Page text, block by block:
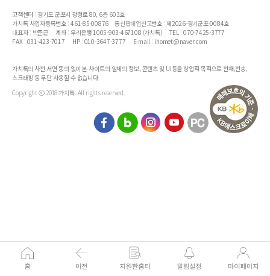
고객센터 : 경기도 군포시 광정로 80, 6층 603호
가치톡 사업자등록번호 : 461-85-00876
통신판매업신고번호 : 제2026-경기군포-0084호
대표자 : 박준근
계좌 : 우리은행 1005-903-467108 (가치톡)
TEL : 070-7425-3777
FAX : 031-423-7017
HP : 010-3647-3777 E-mail : ihomet@naver.com
가치톡의 사전 서면 동의 없이 본 사이트의 일체의 정보, 콘텐츠 및 UI등을 상업적 목적으로 전재,전송,
스크래핑 등 무단 사용할 수 없습니다
Copyright ⓒ 2018 가치톡. All rights reserved.